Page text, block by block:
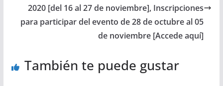
2020 [del 16 al 27 de noviembre], Inscripciones
para participar del evento de 28 de octubre al 05
de noviembre [Accede aquí]
También te puede gustar